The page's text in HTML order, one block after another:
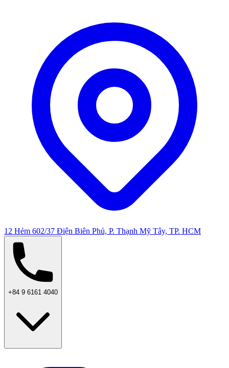
12 Hẻm 602/37 Điện Biên Phủ, P. Thạnh Mỹ Tây, TP. HCM
+84 9 6161 4040